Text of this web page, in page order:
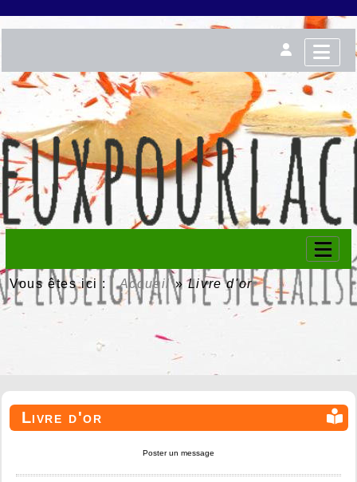
Vous êtes ici :Accueil»Livre d'or
Livre d'or
Poster un message